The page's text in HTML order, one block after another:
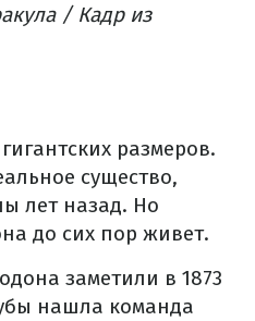
/ Кадр из
размеров.
существо,
лет назад. Но
до сих пор живет.
заметили в 1873
нашла команда